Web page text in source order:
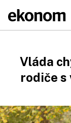
Vláda
rodiče s